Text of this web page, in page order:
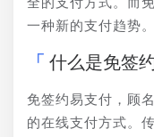
一种新的支付趋势。
什么是免签
免签约易支付，顾
的在线支付方式。